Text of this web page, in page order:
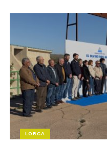
LORCA